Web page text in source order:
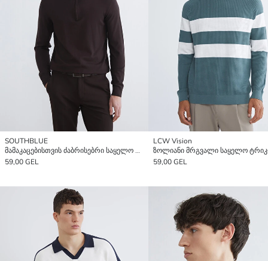
SOUTHBLUE
მამაკაცებისთვის ძაბრისებრი საყელო ტრიკოტაჟი სვიტერი
59,00 GEL
LCW Vision
59,00 GEL